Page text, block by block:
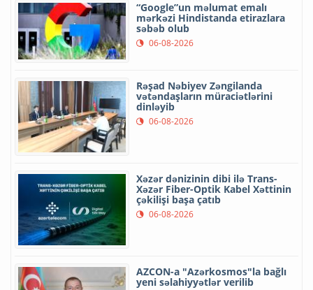
“Google”un məlumat emalı
mərkəzi Hindistanda etirazlara
səbəb olub
06-08-2026
Rəşad Nəbiyev Zəngilanda
vətəndaşların müraciətlərini
dinləyib
06-08-2026
Xəzər dənizinin dibi ilə Trans-
Xəzər Fiber-Optik Kabel Xəttinin
çəkilişi başa çatıb
06-08-2026
AZCON-a "Azərkosmos"la bağlı
yeni səlahiyyətlər verilib